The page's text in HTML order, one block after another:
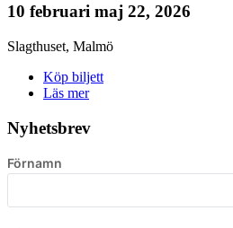
10 februari maj 22, 2026
Slagthuset, Malmö
Köp biljett
Läs mer
Nyhetsbrev
Förnamn